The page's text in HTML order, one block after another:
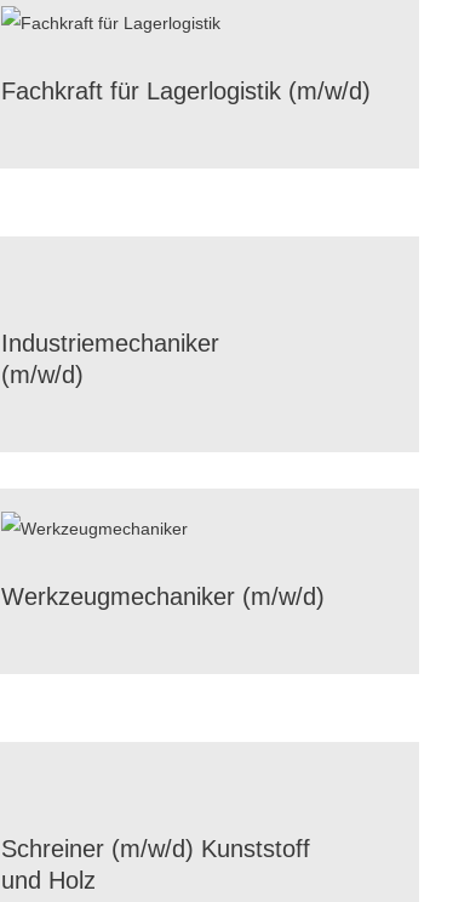
Fach­kraft für Lager­lo­gis­tik (m/​w/​d)
Indus­trie­me­cha­ni­ker
(m/​w/​d)
Werk­zeug­me­cha­ni­ker (m/​w/​d)
Schrei­ner (m/​w/​d) Kunst­stoff
und Holz